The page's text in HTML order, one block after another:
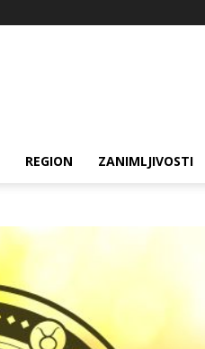
REGION ZANIMLJIVOSTI